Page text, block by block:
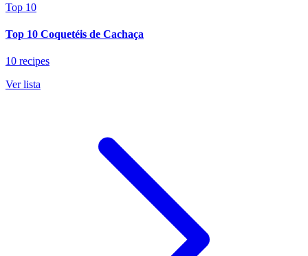
Top 10
Top 10 Coquetéis de Cachaça
10 recipes
Ver lista